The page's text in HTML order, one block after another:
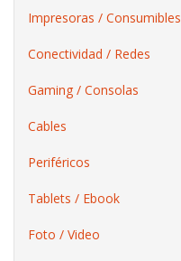
Impresoras / Consumibles
Conectividad / Redes
Gaming / Consolas
Cables
Periféricos
Tablets / Ebook
Foto / Video